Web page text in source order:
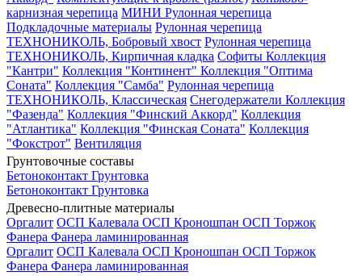
карнизная черепица МИНИ Рулонная черепица
Подкладочные материалы Рулонная черепица
ТЕХНОНИКОЛЬ, Бобровый хвост Рулонная черепица
ТЕХНОНИКОЛЬ, Кирпичная кладка Софиты Коллекция
"Кантри" Коллекция "Континент" Коллекция "Оптима
Соната" Коллекция "Самба" Рулонная черепица
ТЕХНОНИКОЛЬ, Классическая Снегодержатели Коллекция
"Фазенда" Коллекция "Финский Аккорд" Коллекция
"Атлантика" Коллекция "Финская Соната" Коллекция
"Фокстрот" Вентиляция
Грунтовочные составы
Бетоноконтакт Грунтовка
Бетоноконтакт Грунтовка
Древесно-плитные материалы
Оргалит ОСП Калевала ОСП Кроношпан ОСП Торжок
Фанера Фанера ламинированная
Оргалит ОСП Калевала ОСП Кроношпан ОСП Торжок
Фанера Фанера ламинированная